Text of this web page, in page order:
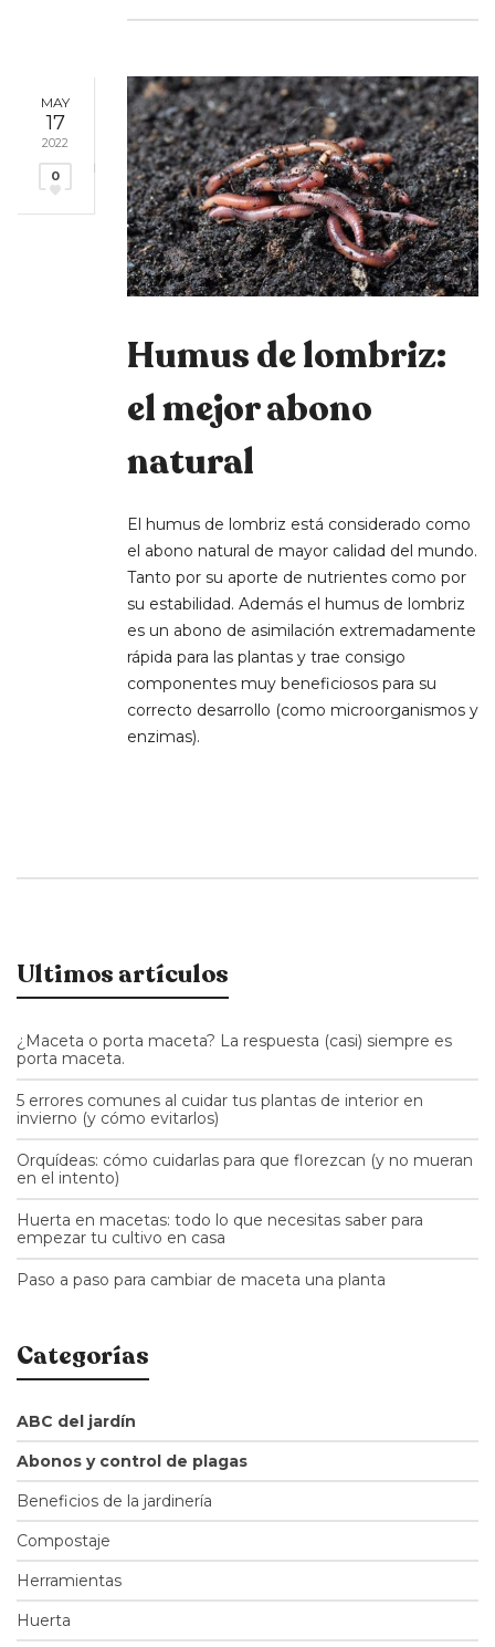
MAY
17
2022
0
Humus de lombriz:
el mejor abono
natural
El humus de lombriz está considerado como
el abono natural de mayor calidad del mundo.
Tanto por su aporte de nutrientes como por
su estabilidad. Además el humus de lombriz
es un abono de asimilación extremadamente
rápida para las plantas y trae consigo
componentes muy beneficiosos para su
correcto desarrollo (como microorganismos y
enzimas).
Ultimos artículos
¿Maceta o porta maceta? La respuesta (casi) siempre es
porta maceta.
5 errores comunes al cuidar tus plantas de interior en
invierno (y cómo evitarlos)
Orquídeas: cómo cuidarlas para que florezcan (y no mueran
en el intento)
Huerta en macetas: todo lo que necesitas saber para
empezar tu cultivo en casa
Paso a paso para cambiar de maceta una planta
Categorías
ABC del jardín
Abonos y control de plagas
Beneficios de la jardinería
Compostaje
Herramientas
Huerta